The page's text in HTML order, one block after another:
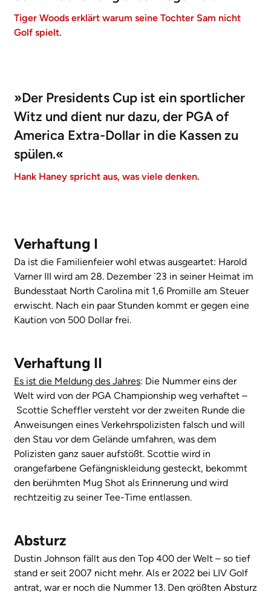
Tiger Woods erklärt warum seine Tochter Sam nicht
Golf spielt.
»Der Presidents Cup ist ein sportlicher
Witz und dient nur dazu, der PGA of
America Extra-Dollar in die Kassen zu
spülen.«
Hank Haney spricht aus, was viele denken.
Verhaftung I
Da ist die Familienfeier wohl etwas ausgeartet: Harold
Varner III wird am 28. Dezember `23 in seiner Heimat im
Bundesstaat North Carolina mit 1,6 Promille am Steuer
erwischt. Nach ein paar Stunden kommt er gegen eine
Kaution von 500 Dollar frei.
Verhaftung II
Es ist die Meldung des Jahres: Die Nummer eins der
Welt wird von der PGA Championship weg verhaftet –
Scottie Scheffler versteht vor der zweiten Runde die
Anweisungen eines Verkehrspolizisten falsch und will
den Stau vor dem Gelände umfahren, was dem
Polizisten ganz sauer aufstößt. Scottie wird in
orangefarbene Gefängniskleidung gesteckt, bekommt
den berühmten Mug Shot als Erinnerung und wird
rechtzeitig zu seiner Tee-Time entlassen.
Absturz
Dustin Johnson fällt aus den Top 400 der Welt – so tief
stand er seit 2007 nicht mehr. Als er 2022 bei LIV Golf
antrat, war er noch die Nummer 13. Den größten Absturz